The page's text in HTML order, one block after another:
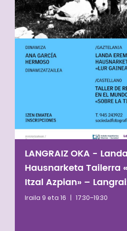
LANGRAIZ OKA -
Hausnarketa Tailerra
Itzal Azpian» –
Iraila 9 eta 16 | 17:30–19:30